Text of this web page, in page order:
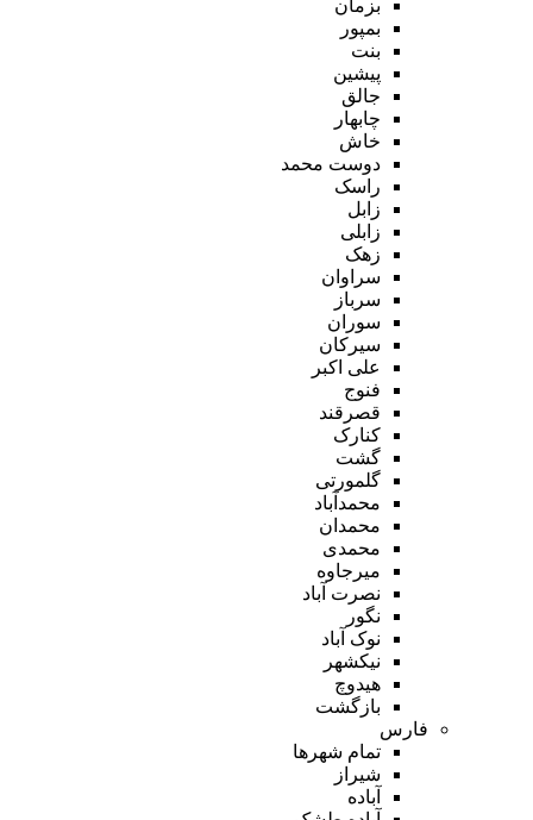
بزمان
بمپور
بنت
پیشین
جالق
چابهار
خاش
دوست محمد
راسک
زابل
زابلی
زهک
سراوان
سرباز
سوران
سیرکان
علی اکبر
فنوج
قصرقند
کنارک
گشت
گلمورتی
محمدآباد
محمدان
محمدی
میرجاوه
نصرت آباد
نگور
نوک آباد
نیکشهر
هیدوچ
بازگشت
فارس
تمام شهر‌ها
شیراز
آباده